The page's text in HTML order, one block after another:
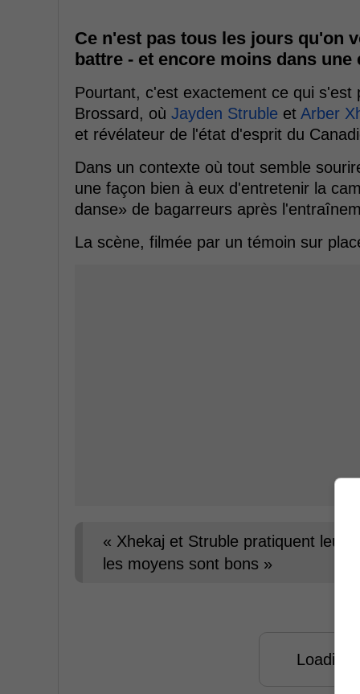
Ce n'est pas tous les jours qu'on
battre - et encore moins dans
Pourtant, c'est exactement ce qui
Brossard, où Jayden Struble et Arber
et révélateur de l'état d'esprit du
Dans un contexte où tout semble
une façon bien à eux d'entretenir la
danse» de bagarreurs après
La scène, filmée par un témoin sur
« Xhekaj et Struble pratiquent
les moyens sont bons »
Loading